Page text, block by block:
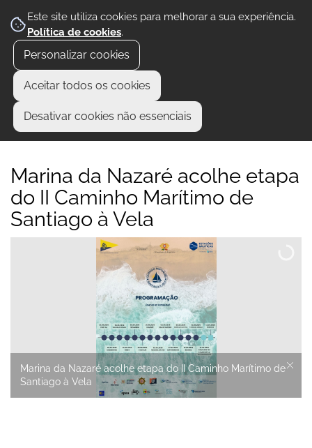
Este site utiliza cookies para melhorar a sua experiência.
Política de cookies.
Personalizar cookies
Aceitar todos os cookies
Desativar cookies não essenciais
Marina da Nazaré acolhe etapa
do II Caminho Marítimo de
Santiago à Vela
Marina da Nazaré acolhe etapa do II Caminho Marítimo de
Santiago à Vela